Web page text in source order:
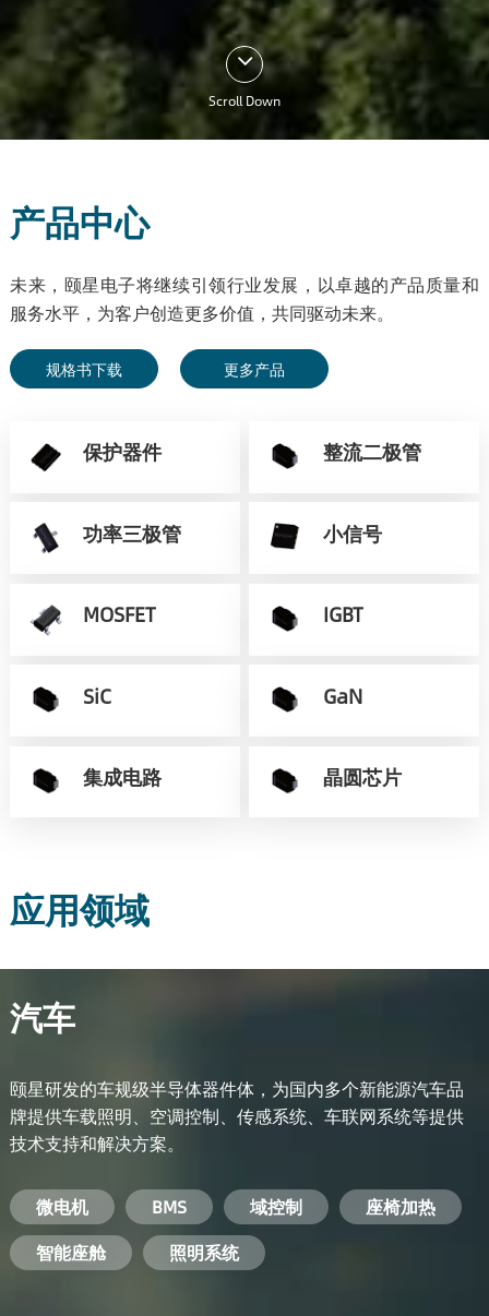
Scroll Down
产品中心
未来，颐星电子将继续引领行业发展，以卓越的产品质量和
服务水平，为客户创造更多价值，共同驱动未来。
规格书下载 更多产品
保护器件 整流二极管
功率三极管 小信号
MOSFET IGBT
SiC GaN
集成电路 晶圆芯片
应用领域
汽车
颐星研发的车规级半导体器件体，为国内多个新能源汽车品
牌提供车载照明、空调控制、传感系统、车联网系统等提供
技术支持和解决方案。
微电机 BMS 域控制
座椅加热
智能座舱
照明系统
电池管理系统
储能逆变器
工业电焊机 变频器
电机驱动
安防摄像头
开关电源 手机充电器
服务器电源
PC电源
电脑 手机 基站 机顶盒
智能农业 智能医疗
智能交通
智能家居